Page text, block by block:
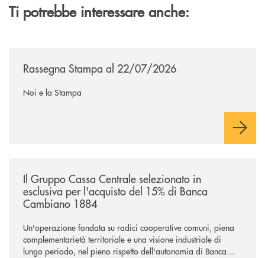
Ti potrebbe interessare anche:
Rassegna Stampa al 22/07/2026
Noi e la Stampa
Il Gruppo Cassa Centrale selezionato in
esclusiva per l'acquisto del 15% di Banca
Cambiano 1884
Un'operazione fondata su radici cooperative comuni, piena
complementarietà territoriale e una visione industriale di
lungo periodo, nel pieno rispetto dell'autonomia di Banca